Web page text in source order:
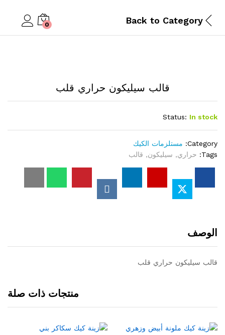
Back to Category
0
قالب سيليكون حراري قلب
Status: In stock
Category:
مستلزمات الكيك
Tags:
حراري, سيليكون, قالب
الوصف
قالب سيليكون حراري قلب
منتجات ذات صلة